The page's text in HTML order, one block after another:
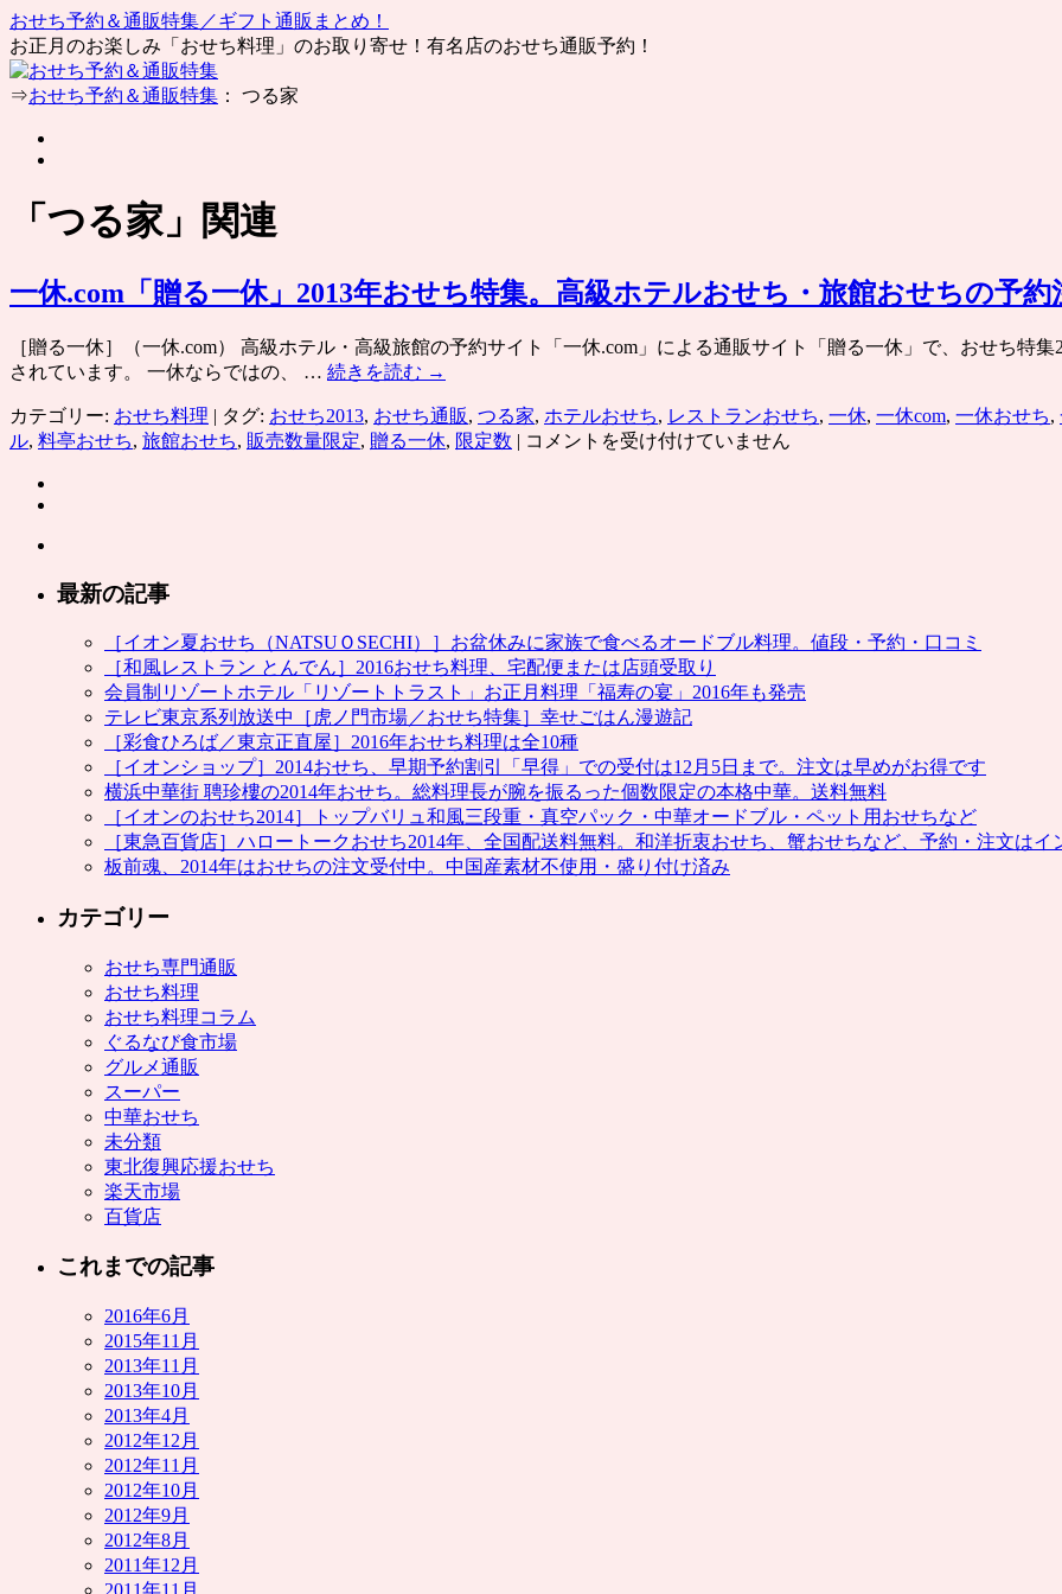
おせち予約＆通販特集／ギフト通販まとめ！
お正月のお楽しみ「おせち料理」のお取り寄せ！有名店のおせち通販予約！
コ
ッ
⇒おせち予約＆通販特集 ： つる家
「 つる家」関連
一休.com「贈る一休」2013年おせち特集。高級ホテルおせち・旅館おせちの予
［贈る一休］（一休.com） 高級ホテル・高級旅館の予約サイト「一休.com」による通販サイト「贈る一休」で、おせち特
されています。 一休ならではの、 … 続きを読む →
カテゴリー: おせち料理 | タグ: おせち2013, おせち通販, つる家, ホテルおせち, レストランおせち, 一休, 一休com, 一休おせち,
ル, 料亭おせち, 旅館おせち, 販売数量限定, 贈る一休, 限定数 | 一
せ
ち
特
集。
高
級
ホ
テ
ル
お
コメントを受け付けていません
最新の記事
［イオン夏おせち（NATSUＯSECHI）］お盆休みに家族で食べるオードブル料理。値段・予約・口コミ
［和風レストラン とんでん］2016おせち料理、宅配便または店頭受取り
会員制リゾートホテル「リゾートトラスト」お正月料理「福寿の宴」2016年も発売
テレビ東京系列放送中［虎ノ門市場／おせち特集］幸せごはん漫遊記
［彩食ひろば／東京正直屋］2016年おせち料理は全10種
［イオンショップ］2014おせち、早期予約割引「早得」での受付は12月5日まで。注文は早めがお得です
横浜中華街 聘珍樓の2014年おせち。総料理長が腕を振るった個数限定の本格中華。送料無料
［イオンのおせち2014］トップバリュ和風三段重・真空パック・中華オードブル・ペット用おせちなど
［東急百貨店］ハロートークおせち2014年、全国配送料無料。和洋折衷おせち、蟹おせちなど、予約・注文はイ
板前魂、2014年はおせちの注文受付中。中国産素材不使用・盛り付け済み
カテゴリー
おせち専門通販
おせち料理
おせち料理コラム
ぐるなび食市場
グルメ通販
スーパー
中華おせち
未分類
東北復興応援おせち
楽天市場
百貨店
これまでの記事
2016年6月
2015年11月
2013年11月
2013年10月
2013年4月
2012年12月
2012年11月
2012年10月
2012年9月
2012年8月
2011年12月
2011年11月